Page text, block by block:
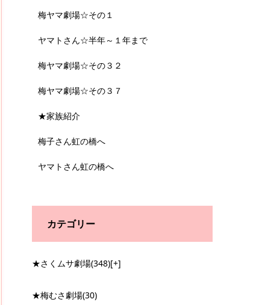
梅ヤマ劇場☆その１
ヤマトさん☆半年～１年まで
梅ヤマ劇場☆その３２
梅ヤマ劇場☆その３７
★家族紹介
梅子さん虹の橋へ
ヤマトさん虹の橋へ
カテゴリー
★さくムサ劇場(348)[+]
★梅むさ劇場(30)